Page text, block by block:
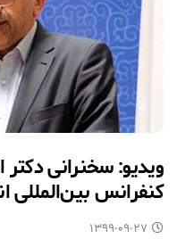
ویدیو: سخنرانی دکتر
کنفرانس بین‌المللی
۱۳۹۹-۰۹-۲۷